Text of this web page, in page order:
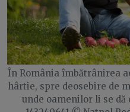
În România îmbătrânirea
hârtie, spre deosebire de
unde oamenilor li se dă